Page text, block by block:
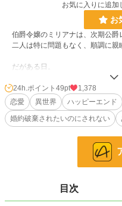
お気に入りに追加
お
伯爵令嬢のミリアナは、次期公爵
二人は特に問題もなく、順調に親
だがある日。
王女のシャーリャはミリアナに対
ンハルトは本当は私を愛しているの
ミリアナは最初こそ信じなかった
王女のことを愛していることが判明
嫌われて婚約破棄を宣告してもらえ
ミリアナはレインハルトの前では
そのため、悪女になりきるとはい
もミリアナは気がついていない。
24h.ポイント 49pt
1,378
恋愛
異世界 ハッピーエンド
婚約破棄されたいのにされない
目次